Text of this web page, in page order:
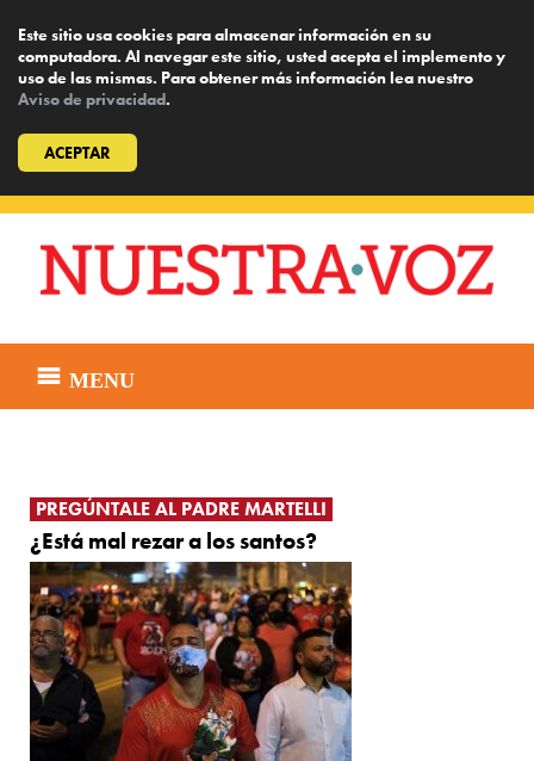
Este sitio usa cookies para almacenar información en su
computadora. Al navegar este sitio, usted acepta el implemento y
uso de las mismas. Para obtener más información lea nuestro
Aviso de privacidad.
ACEPTAR
content
MENU
PREGÚNTALE AL PADRE MARTELLI
¿Está mal rezar a los santos?